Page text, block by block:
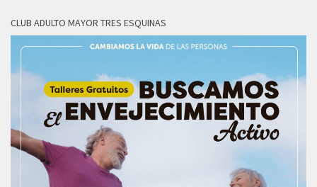
CLUB ADULTO MAYOR TRES ESQUINAS